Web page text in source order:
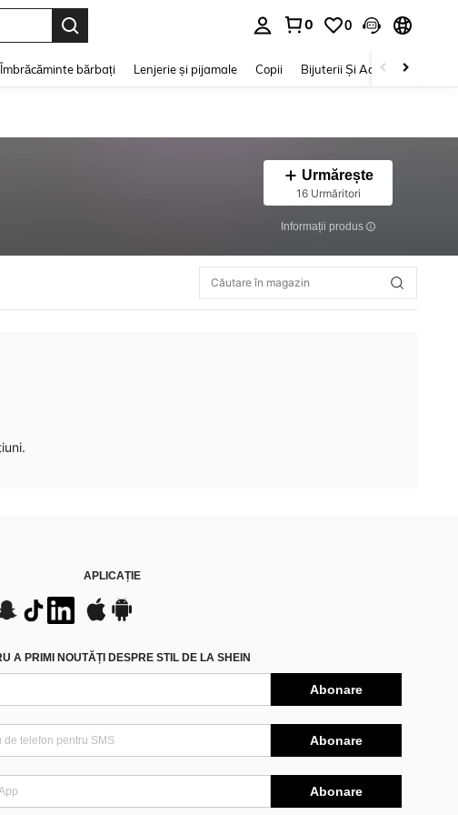
0 0
Îmbrăcăminte bărbați Lenjerie și pijamale Copii Bijuterii Și Accesorii
Urmărește
16 Urmăritori
Informații produs
APLICAȚIE
A PRIMI NOUTĂȚI DESPRE STIL DE LA SHEIN
Abonare
Abonare
Abonare